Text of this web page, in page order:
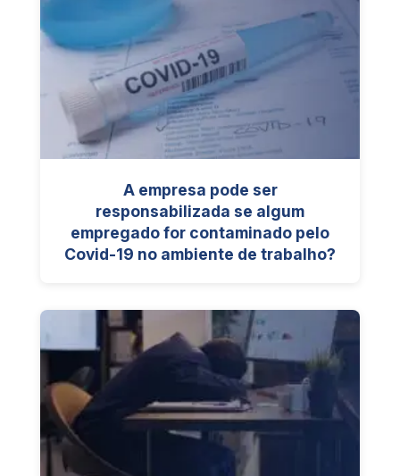
A empresa pode ser
responsabilizada se algum
empregado for contaminado pelo
Covid-19 no ambiente de trabalho?